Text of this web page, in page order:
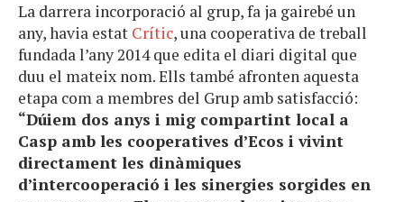
La darrera incorporació al grup, fa ja gairebé un
any, havia estat Crític, una cooperativa de treball
fundada l’any 2014 que edita el diari digital que
duu el mateix nom. Ells també afronten aquesta
etapa com a membres del Grup amb satisfacció:
“Dúiem dos anys i mig compartint local a
Casp amb les cooperatives d’Ecos i vivint
directament les dinàmiques
d’intercooperació i les sinergies sorgides en